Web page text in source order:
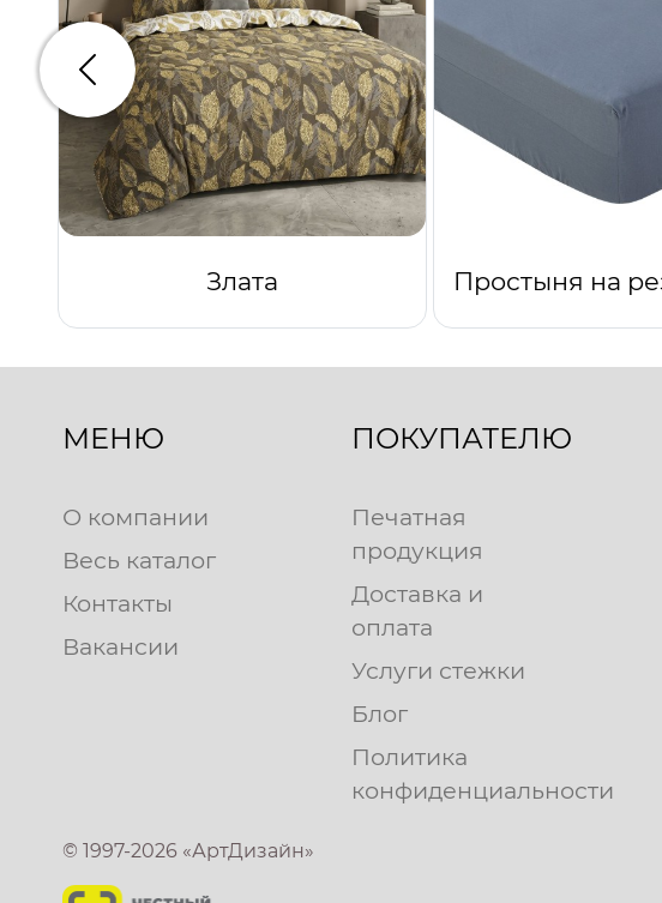
Злата
Предыдущий
МЕНЮ
О компании
Весь каталог
Контакты
Вакансии
ПОКУПАТЕЛЮ
Печатная
продукция
Доставка и
оплата
Услуги стежки
Блог
Политика
конфиденциальности
© 1997-2026 «АртДизайн»